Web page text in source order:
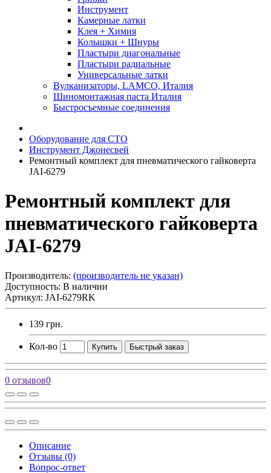
Инструмент
Камерные латки
Клея + Химия
Колышки + Шнуры
Пластыри диагональные
Пластыри радиальные
Универсальные латки
Вулканизаторы, LAMCO, Италия
Шиномонтажная паста Италия
Быстросъемные соединения
Оборудование для СТО
Инструмент Джонесвей
Ремонтный комплект для пневматического гайковерта
JAI-6279
Ремонтный комплект для
пневматического гайковерта
JAI-6279
Производитель: (производитель не указан)
Доступность: В наличии
Артикул: JAI-6279RK
139 грн.
Кол-во Купить Быстрый заказ
0 отзывов0
Описание
Отзывы (0)
Вопрос-ответ